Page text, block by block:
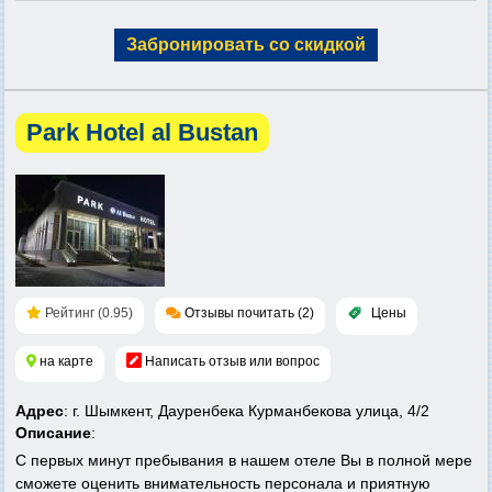
Забронировать со скидкой
Park Hotel al Bustan
Рейтинг (0.95) Отзывы почитать (2) Цены
на карте Написать отзыв или вопрос
Адрес: г. Шымкент, Дауренбека Курманбекова улица, 4/2
Описание:
С первых минут пребывания в нашем отеле Вы в полной мере
сможете оценить внимательность персонала и приятную